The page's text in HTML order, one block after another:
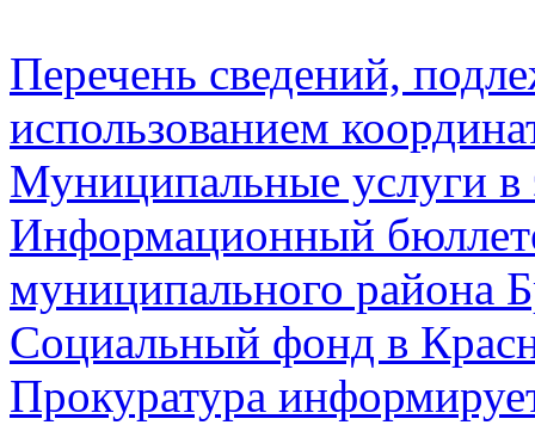
Перечень сведений,
использованием
Муниципальные услуги в
Информационный
муниципального района
Социальный фонд в
Прокуратура